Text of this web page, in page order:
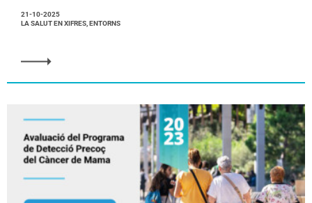
21-10-2025
LA SALUT EN XIFRES, ENTORNS